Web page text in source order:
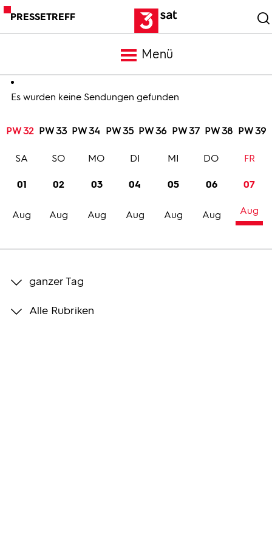
PRESSETREFF
Menü
Meldungen
Programm
Trailer
Bilder
Es wurden keine Sendungen gefunden
PW 32 PW 33 PW 34 PW 35 PW 36 PW 37 PW 38 PW 39
01
Aug
SA
02
Aug
SO
03
Aug
MO
04
Aug
DI
05
Aug
MI
06
Aug
DO
07
Aug
FR
ganzer Tag
Alle Rubriken